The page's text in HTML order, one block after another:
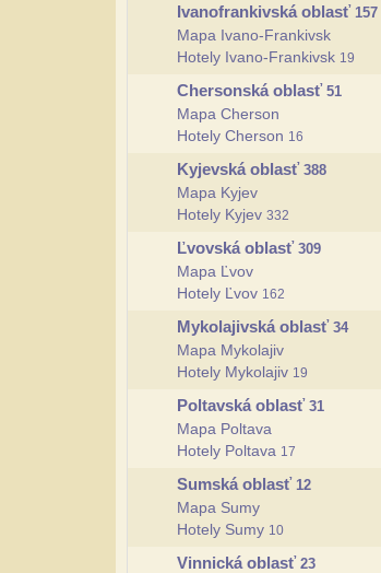
Ivanofrankivská oblasť 157
Mapa Ivano-Frankivsk
Hotely Ivano-Frankivsk 19
Chersonská oblasť 51
Mapa Cherson
Hotely Cherson 16
Kyjevská oblasť 388
Mapa Kyjev
Hotely Kyjev 332
Ľvovská oblasť 309
Mapa Ľvov
Hotely Ľvov 162
Mykolajivská oblasť 34
Mapa Mykolajiv
Hotely Mykolajiv 19
Poltavská oblasť 31
Mapa Poltava
Hotely Poltava 17
Sumská oblasť 12
Mapa Sumy
Hotely Sumy 10
Vinnická oblasť 23